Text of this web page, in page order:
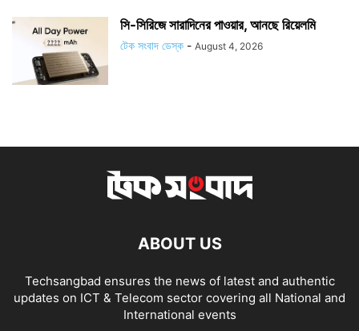
সি-সিরিজে সারাদিনের পাওয়ার, আনছে রিয়েলমি
টেক সংবাদ ডেস্ক - August 4, 2026
ABOUT US
Techsangbad ensures the news of latest and authentic
updates on ICT & Telecom sector covering all National and
International events